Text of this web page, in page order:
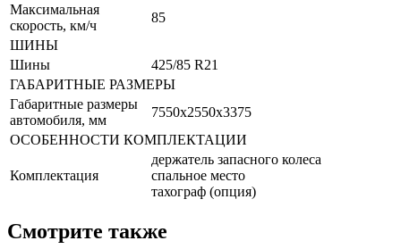
Максимальная
скорость, км/ч
85
ШИНЫ
Шины
425/85 R21
ГАБАРИТНЫЕ РАЗМЕРЫ
Габаритные размеры
автомобиля, мм
7550х2550х3375
ОСОБЕННОСТИ КОМПЛЕКТАЦИИ
Комплектация
держатель запасного колеса
спальное место
тахограф (опция)
Смотрите также